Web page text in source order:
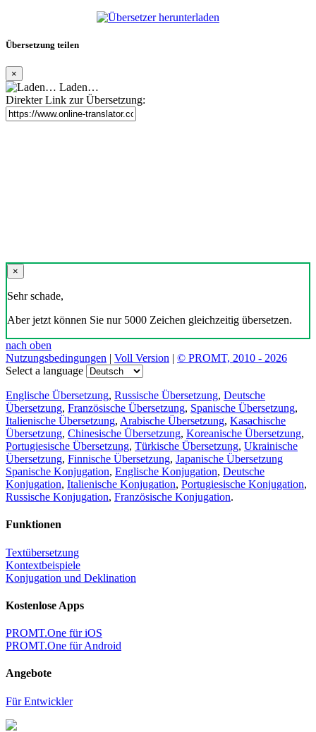
Übersetzung teilen
×
Laden…
Direkter Link zur Übersetzung:
×
Sehr schade,
Aber jetzt können Sie nur 5000 Zeichen gleichzeitig übersetzen.
nach oben
Nutzungsbedingungen | Voll Version | © PROMT, 2010 - 2026
Select a language
Englische Übersetzung, Russische Übersetzung, Deutsche
Übersetzung, Französische Übersetzung, Spanische Übersetzung,
Italienische Übersetzung, Arabische Übersetzung, Kasachische
Übersetzung, Chinesische Übersetzung, Koreanische Übersetzung,
Portugiesische Übersetzung, Türkische Übersetzung, Ukrainische
Übersetzung, Finnische Übersetzung, Japanische Übersetzung
Spanische Konjugation, Englische Konjugation, Deutsche
Konjugation, Italienische Konjugation, Portugiesische Konjugation,
Russische Konjugation, Französische Konjugation.
Funktionen
Textübersetzung
Kontextbeispiele
Konjugation und Deklination
Kostenlose Apps
PROMT.One für iOS
PROMT.One für Android
Angebote
Für Entwickler